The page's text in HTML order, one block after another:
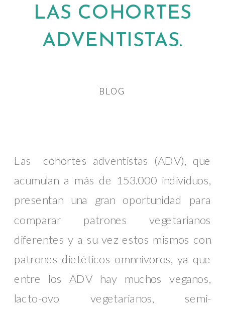
LAS COHORTES
ADVENTISTAS.
BLOG
Las cohortes adventistas (ADV), que
acumulan a más de 153.000 individuos,
presentan una gran oportunidad para
comparar patrones vegetarianos
diferentes y a su vez estos mismos con
patrones dietéticos omnnivoros, ya que
entre los ADV hay muchos veganos,
lacto-ovo vegetarianos, semi-